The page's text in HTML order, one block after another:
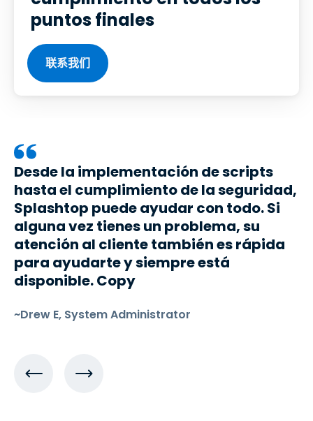
puntos finales
联系我们
Desde la implementación de scripts
hasta el cumplimiento de la seguridad,
Splashtop puede ayudar con todo. Si
alguna vez tienes un problema, su
atención al cliente también es rápida
para ayudarte y siempre está
disponible. Copy
~Drew E, System Administrator